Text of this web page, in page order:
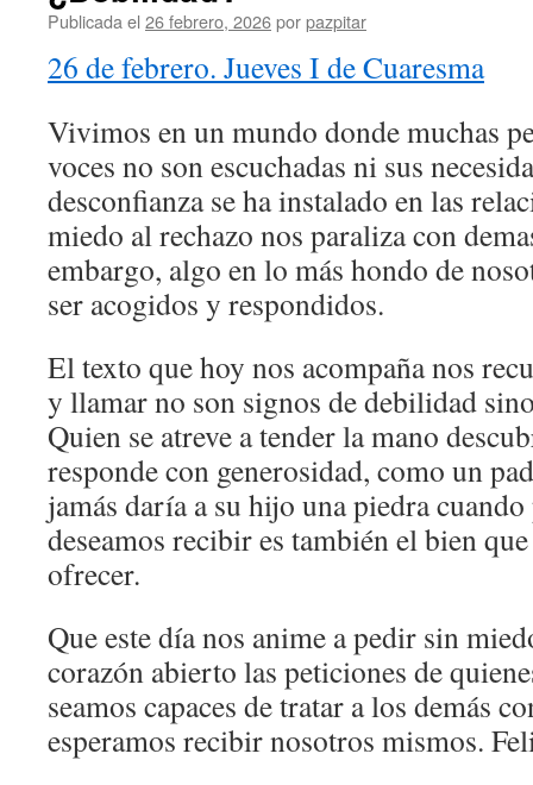
Publicada el 26 febrero, 2026porpazpitar
26 de febrero. Jueves I de Cuaresma
Vivimos en un mundo donde muchas
voces no son escuchadas ni sus
desconfianza se ha instalado en las
miedo al rechazo nos paraliza con
embargo, algo en lo más hondo de
ser acogidos y respondidos.
El texto que hoy nos acompaña nos
y llamar no son signos de debilidad
Quien se atreve a tender la mano
responde con generosidad, como un
jamás daría a su hijo una piedra
deseamos recibir es también el bien
ofrecer.
Que este día nos anime a pedir sin
corazón abierto las peticiones de
seamos capaces de tratar a los demás
esperamos recibir nosotros mismos.